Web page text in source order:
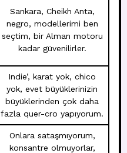
Sankara, Cheikh Anta,
negro, modellerimi ben
seçtim, bir Alman motoru
kadar güvenilirler.
Indie’, karat yok, chico
yok, evet büyüklerinizin
büyüklerinden çok daha
fazla quer-cro yapıyorum.
Onlara sataşmıyorum,
konsantre olmuyorlar,